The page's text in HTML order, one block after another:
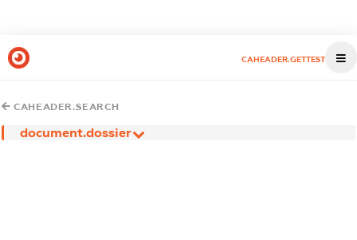
CAHEADER.GETTEST
CAHEADER.SEARCH
document.dossier